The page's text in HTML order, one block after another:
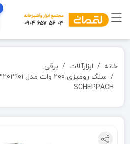
خانه ابزارآلات
برقی
SCHEPPACH